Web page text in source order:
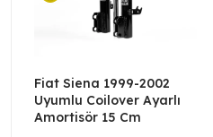
Fiat Siena 1999-2002
Uyumlu Coilover Ayarlı
Amortisör 15 Cm